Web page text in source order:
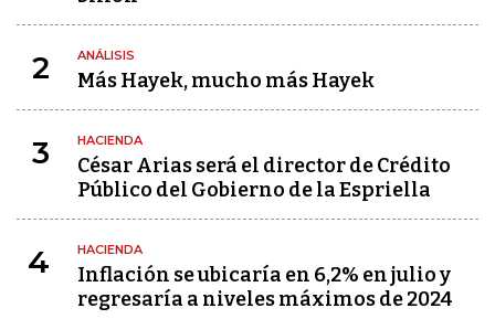
2 ANÁLISIS
Más Hayek, mucho más Hayek
3 HACIENDA
César Arias será el director de Crédito
Público del Gobierno de la Espriella
4 HACIENDA
Inflación se ubicaría en 6,2% en julio y
regresaría a niveles máximos de 2024